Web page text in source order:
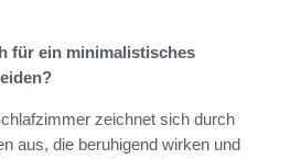
für ein minimalistisches
zeichnet sich durch
aus, die beruhigend wirken und